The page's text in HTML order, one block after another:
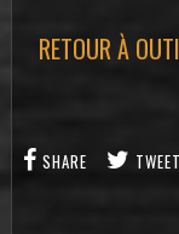
RETOUR À
SHARE TWEET